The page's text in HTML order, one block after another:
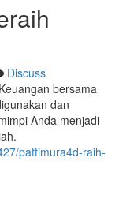
Discuss
bersama
dan
Anda menjadi
pattimura4d-raih-